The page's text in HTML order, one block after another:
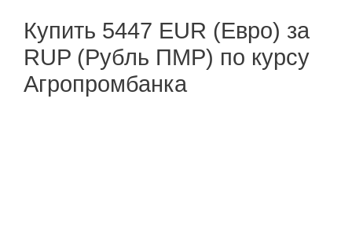
Купить 5447 EUR (Евро) за
RUP (Рубль ПМР) по курсу
Агропромбанка